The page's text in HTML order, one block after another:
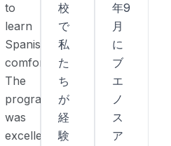
to
learn
Spanish
comfortably.
The
program
was
excellent,
校
で
私
た
ち
が
経
験
年9
月
に
ブ
エ
ノ
ス
ア